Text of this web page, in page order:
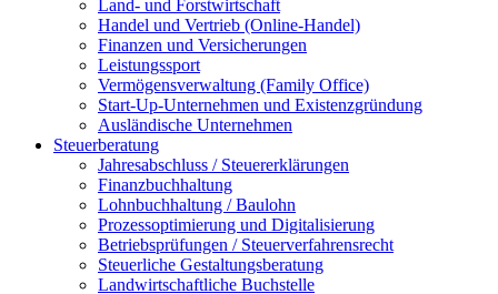
Land- und Forstwirtschaft
Handel und Vertrieb (Online-Handel)
Finanzen und Versicherungen
Leistungssport
Vermögensverwaltung (Family Office)
Start-Up-Unternehmen und Existenzgründung
Ausländische Unternehmen
Steuerberatung
Jahresabschluss / Steuererklärungen
Finanzbuchhaltung
Lohnbuchhaltung / Baulohn
Prozessoptimierung und Digitalisierung
Betriebsprüfungen / Steuerverfahrensrecht
Steuerliche Gestaltungsberatung
Landwirtschaftliche Buchstelle